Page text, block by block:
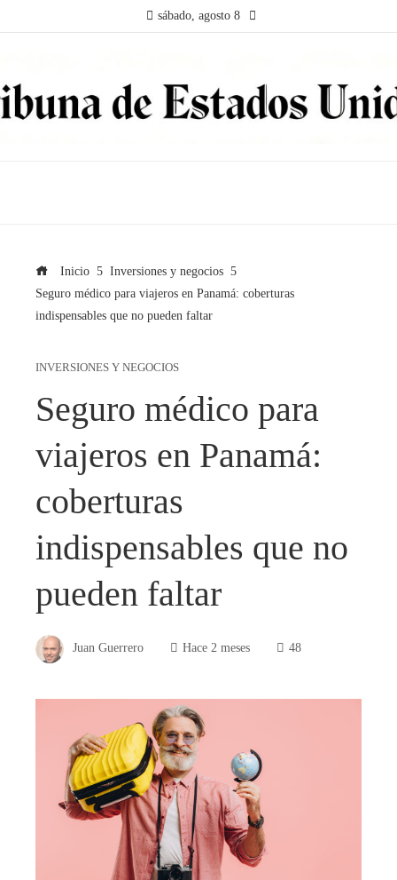
sábado, agosto 8
Inicio
Inversiones y negocios
Seguro médico para viajeros en Panamá: coberturas
indispensables que no pueden faltar
INVERSIONES Y NEGOCIOS
Seguro médico para
viajeros en Panamá:
coberturas
indispensables que no
pueden faltar
Juan Guerrero Hace 2 meses 48